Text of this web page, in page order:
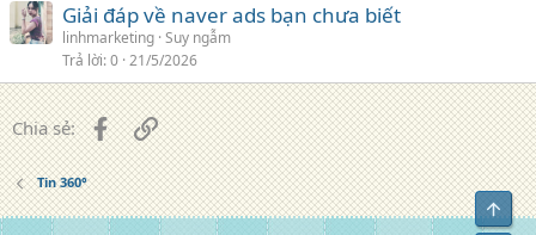
Giải đáp về naver ads bạn chưa biết
linhmarketing Suy ngẫm
Trả lời 0 21/5/2026
Chia sẻ: FacebookLiên kết
Tin 360°
Top